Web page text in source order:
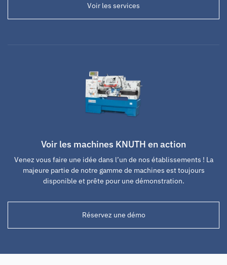
Voir les services
Voir les machines KNUTH en action
Venez vous faire une idée dans l’un de nos établissements ! La
majeure partie de notre gamme de machines est toujours
disponible et prête pour une démonstration.
Réservez une démo